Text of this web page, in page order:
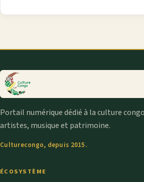
Portail numérique dédié à la culture
artistes, musique et patrimoine.
Culturecongo, depuis 2015.
ÉCOSYSTÈME